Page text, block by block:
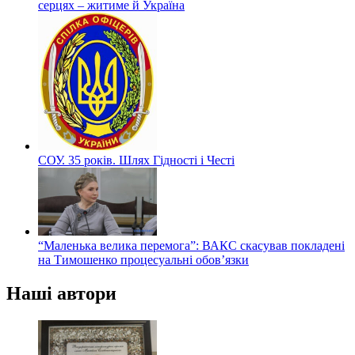
серцях – житиме й Україна
СОУ. 35 років. Шлях Гідності і Честі
“Маленька велика перемога”: ВАКС скасував покладені
на Тимошенко процесуальні обов’язки
Наші автори